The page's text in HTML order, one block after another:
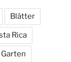
Blätter
Rica
Garten